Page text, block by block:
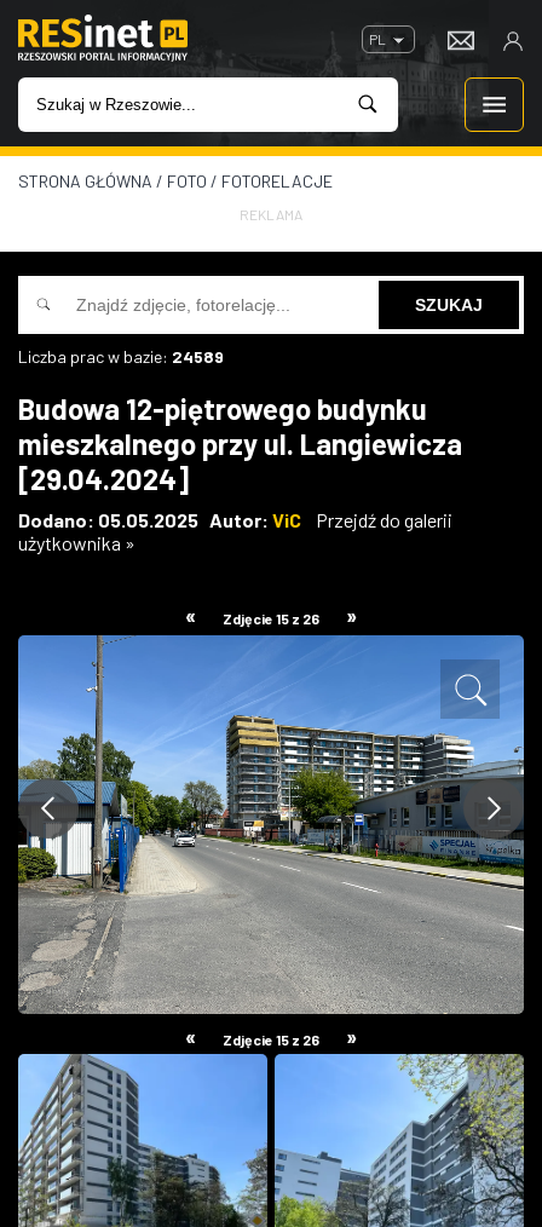
PL
WIADOMOŚCI
INWESTYCJE
IMPREZY
W KINACH
GASTRONOMIA
W RZESZOWIE
STRONA GŁÓWNA / FOTO / FOTORELACJE
REKLAMA
Liczba prac w bazie: 24589
Budowa 12-piętrowego budynku
mieszkalnego przy ul. Langiewicza
[29.04.2024]
Dodano: 05.05.2025 Autor: ViC
Przejdź do galerii
użytkownika »
« Zdjęcie 15 z 26 »
« Zdjęcie 15 z 26 »